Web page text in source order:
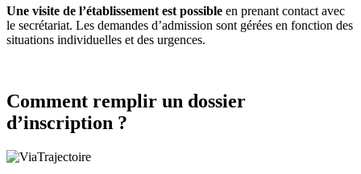
Une visite de l’établissement est possible en prenant contact avec
le secrétariat. Les demandes d’admission sont gérées en fonction des
situations individuelles et des urgences.
Comment remplir un dossier
d’inscription ?